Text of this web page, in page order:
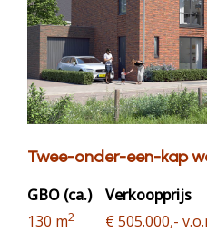
Twee-onder-een-kap
GBO (ca.)
130 m2
Verkoopprijs
€ 505.000,-